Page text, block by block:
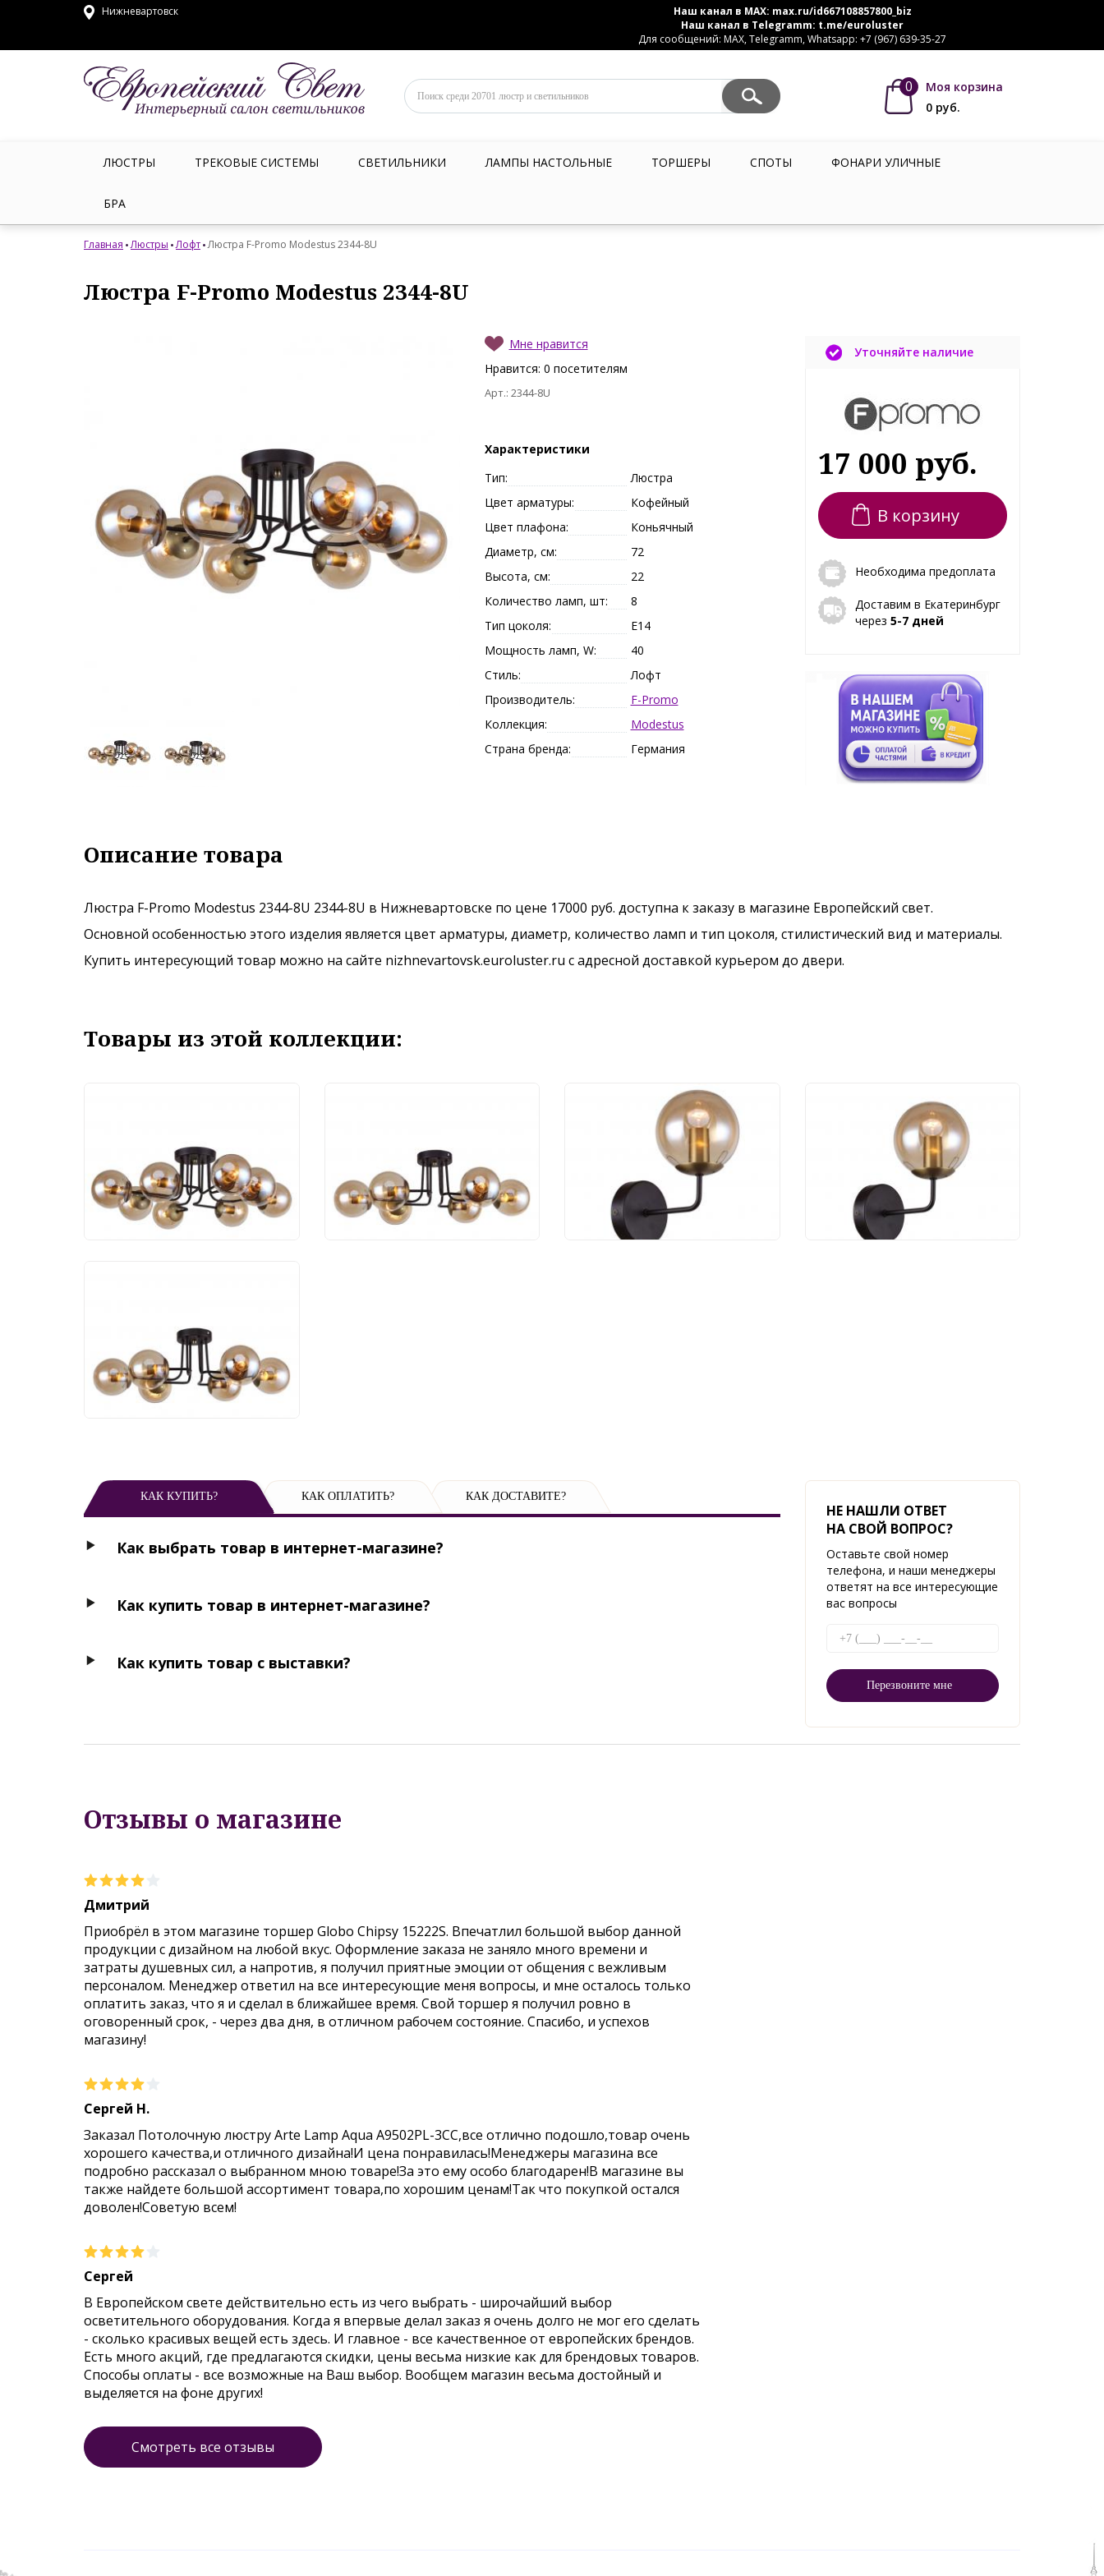
Нижневартовск Наш канал в MAX: max.ru/id667108857800_biz
Наш канал в Telegramm: t.me/euroluster
Для сообщений: MAX, Telegramm, Whatsapp: +7 (967) 639-35-27
0
Моя корзина
0 руб.
ЛЮСТРЫ ТРЕКОВЫЕ СИСТЕМЫ СВЕТИЛЬНИКИ ЛАМПЫ НАСТОЛЬНЫЕ ТОРШЕРЫ СПОТЫ ФОНАРИ УЛИЧНЫЕ
БРА
Главная Люстры Лофт Люстра F-Promo Modestus 2344-8U
Люстра F-Promo Modestus 2344-8U
Мне нравится
Нравится: 0 посетителям
Арт.: 2344-8U
Характеристики
Тип:
Люстра
Цвет арматуры:
Кофейный
Цвет плафона:
Коньячный
Диаметр, см:
72
Высота, см:
22
Количество ламп, шт:
8
Тип цоколя:
E14
Мощность ламп, W:
40
Стиль:
Лофт
Производитель:
F-Promo
Коллекция:
Modestus
Страна бренда:
Германия
Уточняйте наличие
17 000 руб.
В корзину
Необходима предоплата
Доставим в Екатеринбург
через 5-7 дней
Описание товара
Люстра F-Promo Modestus 2344-8U 2344-8U в Нижневартовске по цене 17000 руб. доступна к заказу в магазине Европейский свет.
Основной особенностью этого изделия является цвет арматуры, диаметр, количество ламп и тип цоколя, стилистический вид и материалы.
Купить интересующий товар можно на сайте nizhnevartovsk.euroluster.ru с адресной доставкой курьером до двери.
Товары из этой коллекции:
15 300 руб. 10 350 руб.
Бра Favourite Modestus
2 610 руб.
Бра F-Promo Modestus
2 900 руб.
11 500 руб.
КАК КУПИТЬ? КАК ОПЛАТИТЬ? КАК ДОСТАВИТЕ?
Как выбрать товар в интернет-магазине?
Как купить товар в интернет-магазине?
Как купить товар с выставки?
НЕ НАШЛИ ОТВЕТ
НА СВОЙ ВОПРОС?
Оставьте свой номер
телефона, и наши менеджеры
ответят на все интересующие
вас вопросы
Отзывы о магазине
Дмитрий
Приобрёл в этом магазине торшер Globo Chipsy 15222S. Впечатлил большой выбор данной
продукции с дизайном на любой вкус. Оформление заказа не заняло много времени и
затраты душевных сил, а напротив, я получил приятные эмоции от общения с вежливым
персоналом. Менеджер ответил на все интересующие меня вопросы, и мне осталось только
оплатить заказ, что я и сделал в ближайшее время. Свой торшер я получил ровно в
оговоренный срок, - через два дня, в отличном рабочем состояние. Спасибо, и успехов
магазину!
Сергей Н.
Заказал Потолочную люстру Arte Lamp Aqua A9502PL-3CC,все отлично подошло,товар очень
хорошего качества,и отличного дизайна!И цена понравилась!Менеджеры магазина все
подробно рассказал о выбранном мною товаре!За это ему особо благодарен!В магазине вы
также найдете большой ассортимент товара,по хорошим ценам!Так что покупкой остался
доволен!Советую всем!
Сергей
В Европейском свете действительно есть из чего выбрать - широчайший выбор
осветительного оборудования. Когда я впервые делал заказ я очень долго не мог его сделать
- сколько красивых вещей есть здесь. И главное - все качественное от европейских брендов.
Есть много акций, где предлагаются скидки, цены весьма низкие как для брендовых товаров.
Способы оплаты - все возможные на Ваш выбор. Вообщем магазин весьма достойный и
выделяется на фоне других!
Смотреть все отзывы